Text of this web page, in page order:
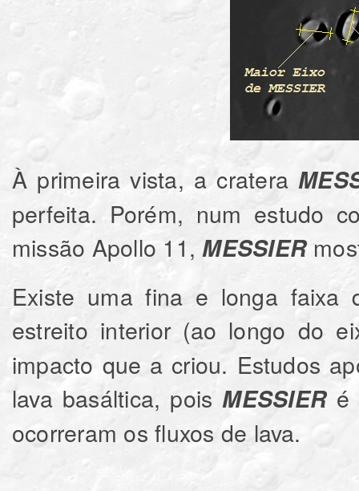
À primeira vista, a cratera
perfeita. Porém, num estudo
missão Apollo 11, MESSIER
Existe uma fina e longa faixa
estreito interior (ao longo do
impacto que a criou. Estudos
lava basáltica, pois MESSIER é
ocorreram os fluxos de lava.